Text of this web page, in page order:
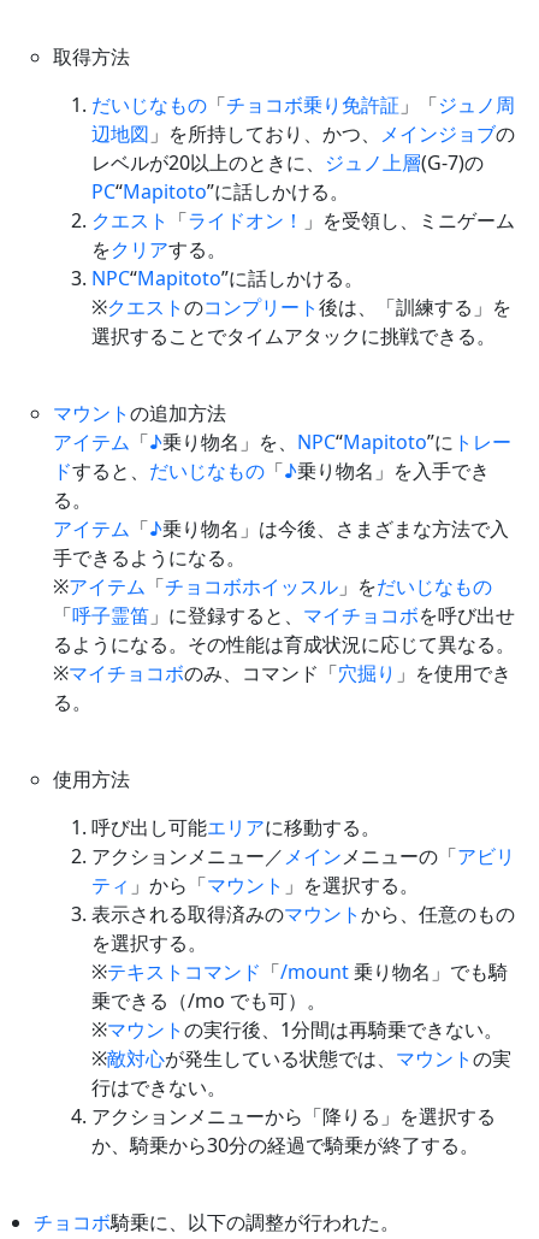
取得方法
だいじなもの 「チョコボ乗り免許証 」「ジュノ周
辺地図 」を所持しており、かつ、 メインジョブの
レベルが20以上のときに、 ジュノ上層(G-7)の
PC“Mapitoto”に話しかける。
クエスト 「ライドオン！ 」を受領し、ミニゲーム
をクリアする。
NPC“Mapitoto”に話しかける。
※クエストのコンプリート後は、「訓練する」を
選択することでタイムアタックに挑戦できる。
マウントの追加方法
アイテム 「♪乗り物名」を、 NPC“Mapitoto”に トレー
ドすると、 だいじなもの 「♪乗り物名」を入手でき
る。
アイテム 「♪乗り物名」は今後、さまざまな方法で入
手できるようになる。
※アイテム 「チョコボホイッスル 」をだいじなもの
「呼子霊笛 」に登録すると、 マイチョコボを呼び出せ
るようになる。その性能は育成状況に応じて異なる。
※マイチョコボのみ、コマンド「穴掘り 」を使用でき
る。
使用方法
呼び出し可能エリアに移動する。
アクションメニュー／メインメニューの「アビリ
ティ 」から「マウント 」を選択する。
表示される取得済みのマウントから、任意のもの
を選択する。
※テキストコマンド 「/mount乗り物名」でも騎
乗できる（/mo でも可）。
※マウントの実行後、1分間は再騎乗できない。
※敵対心が発生している状態では、 マウントの実
行はできない。
アクションメニューから「降りる」を選択する
か、騎乗から30分の経過で騎乗が終了する。
チョコボ騎乗に、以下の調整が行われた。